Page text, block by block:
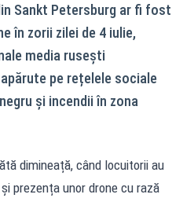
Sankt Petersburg ar fi fost
în zorii zilei de 4 iulie,
media rusești
pe rețelele sociale
și incendii în zona
dimineață, când locuitorii au
prezența unor drone cu rază